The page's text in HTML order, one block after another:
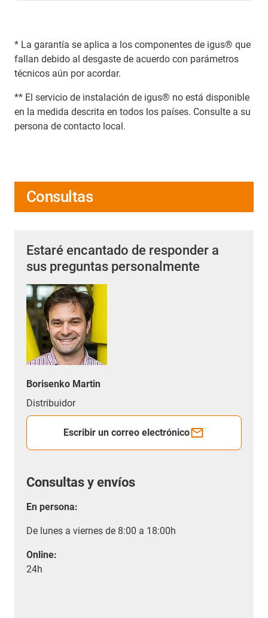
* La garantía se aplica a los componentes de igus® que
fallan debido al desgaste de acuerdo con parámetros
técnicos aún por acordar.
** El servicio de instalación de igus® no está disponible
en la medida descrita en todos los países. Consulte a su
persona de contacto local.
Consultas
Estaré encantado de responder a
sus preguntas personalmente
Borisenko Martin
Distribuidor
Escribir un correo electrónico
Consultas y envíos
En persona:
De lunes a viernes de 8:00 a 18:00h
Online:
24h